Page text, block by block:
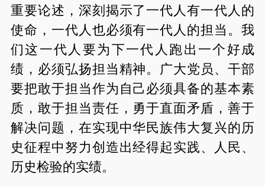
重要论述，深刻揭示了一代人有一代人的
使命，一代人也必须有一代人的担当。我
们这一代人要为下一代人跑出一个好成
绩，必须弘扬担当精神。广大党员、干部
要把敢于担当作为自己必须具备的基本素
质，敢于担当责任，勇于直面矛盾，善于
解决问题，在实现中华民族伟大复兴的历
史征程中努力创造出经得起实践、人民、
历史检验的实绩。